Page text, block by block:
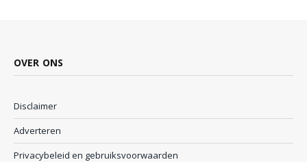
OVER ONS
Disclaimer
Adverteren
Privacybeleid en gebruiksvoorwaarden